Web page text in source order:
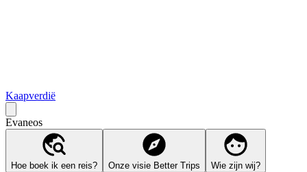
Kaapverdië
Evaneos
Hoe boek ik een reis? Onze visie Better Trips Wie zijn wij?